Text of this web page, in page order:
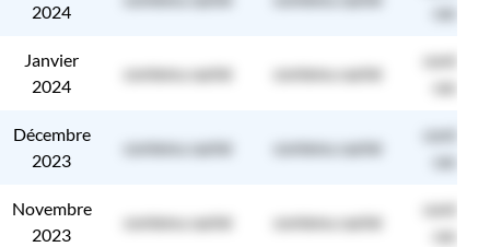
2024
caché
Janvier
2024
contenu caché contenu caché
contenu
caché
Décembre
2023
contenu caché contenu caché
contenu
caché
Novembre
2023
contenu caché contenu caché
contenu
caché